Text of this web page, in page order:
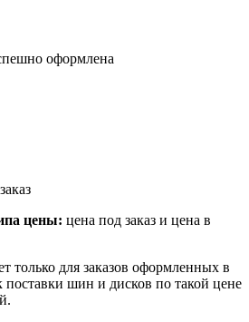
оформлена
цены: цена под заказ и цена в
только для заказов оформленных в
шин и дисков по такой цене